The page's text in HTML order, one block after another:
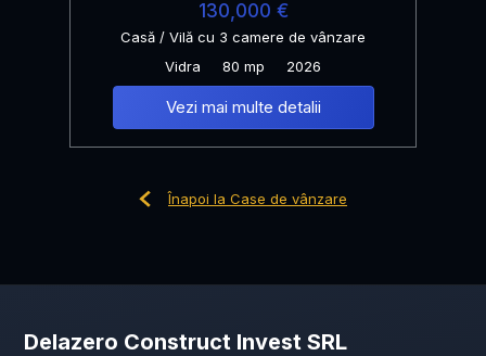
130,000 €
Casă / Vilă cu 3 camere de vânzare
Vidra
80 mp 2026
Vezi mai multe detalii
Înapoi la Case de vânzare
Delazero Construct Invest SRL